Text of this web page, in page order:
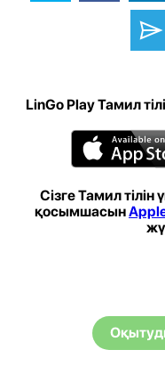
LinGo Play Тамил
Сізге Тамил
қосымшасын